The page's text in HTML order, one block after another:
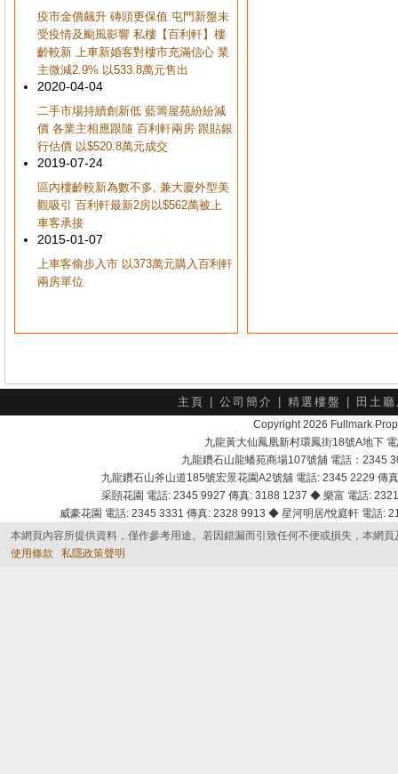
疫市金價飆升 磚頭更保值 屯門新盤未
受疫情及颱風影響 私樓【百利軒】樓
齡較新 上車新婚客對樓市充滿信心 業
主微減2.9% 以533.8萬元售出
2020-04-04
二手市場持續創新低 藍籌屋苑紛紛減
價 各業主相應跟隨 百利軒兩房 跟貼銀
行估價 以$520.8萬元成交
2019-07-24
區內樓齡較新為數不多, 兼大廈外型美
觀吸引 百利軒最新2房以$562萬被上
車客承接
2015-01-07
上車客偷步入市 以373萬元購入百利軒
兩房單位
主頁 公司簡介 精選樓盤 田土
Copyright 2026 Fullmark
九龍黃大仙鳳凰新村環鳳街18號A地下
九龍鑽石山龍蟠苑商場107號舖 電話：2345
九龍鑽石山斧山道185號宏景花園A2號舖 電話: 2345 2229
采頣花園 電話: 2345 9927 傳真: 3188 1237 ◆ 樂富 電話:
威豪花園 電話: 2345 3331 傳真: 2328 9913 ◆ 星河明居/悅庭軒 電話
本網頁內容所提供資料，僅作參考用途。若因錯漏而引致任何不便或損失，本網
使用條款
私隱政策聲明